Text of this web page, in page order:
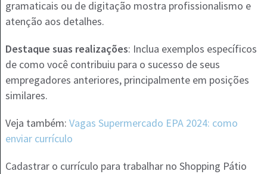
gramaticais ou de digitação mostra profissionalismo e
atenção aos detalhes.
Destaque suas realizações: Inclua exemplos específicos
de como você contribuiu para o sucesso de seus
empregadores anteriores, principalmente em posições
similares.
Veja também: Vagas Supermercado EPA 2024: como
enviar currículo
Cadastrar o currículo para trabalhar no Shopping Pátio